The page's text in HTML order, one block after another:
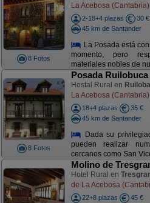
8 Fotos
La Acebosa (Cantabria)
2-18+4 plazas
30 €
45 km de Santander
La Posada está
momento, pero
materiales nobles de
8 Fotos
Posada Ruilobuca
Hostal Rural en Ruiloba
La Acebosa (Cantabria)
18+4 plazas
35 €
45 km de Santander
Dada su
pueden realizar
cercanos como San
Molino de
Hotel Rural en
de La Acebosa
22+8 plazas
45 €